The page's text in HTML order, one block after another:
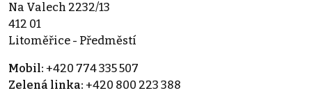
Na Valech 2232/13
412 01
Litoměřice - Předměstí
Mobil: +420 774 335 507
Zelená linka: +420 800 223 388